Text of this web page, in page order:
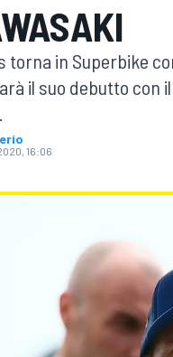
WEC
torna in Superbike
il suo debutto con
16:06